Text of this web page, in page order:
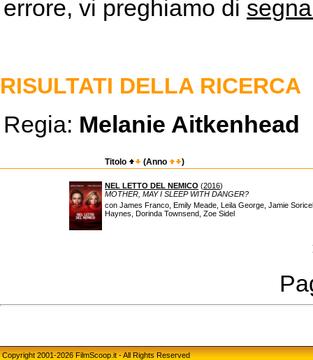
errore, vi preghiamo di
RISULTATI DELLA RICERCA
Regia: Melanie Aitkenhead
Titolo (Anno )
NEL LETTO DEL NEMICO (2016)
MOTHER, MAY I SLEEP WITH DANGER?
con James Franco, Emily Meade, Leila George, Jamie
Haynes, Dorinda Townsend, Zoe Sidel
Copyright 2001-2026 FilmScoop.it - All Rights Reserved